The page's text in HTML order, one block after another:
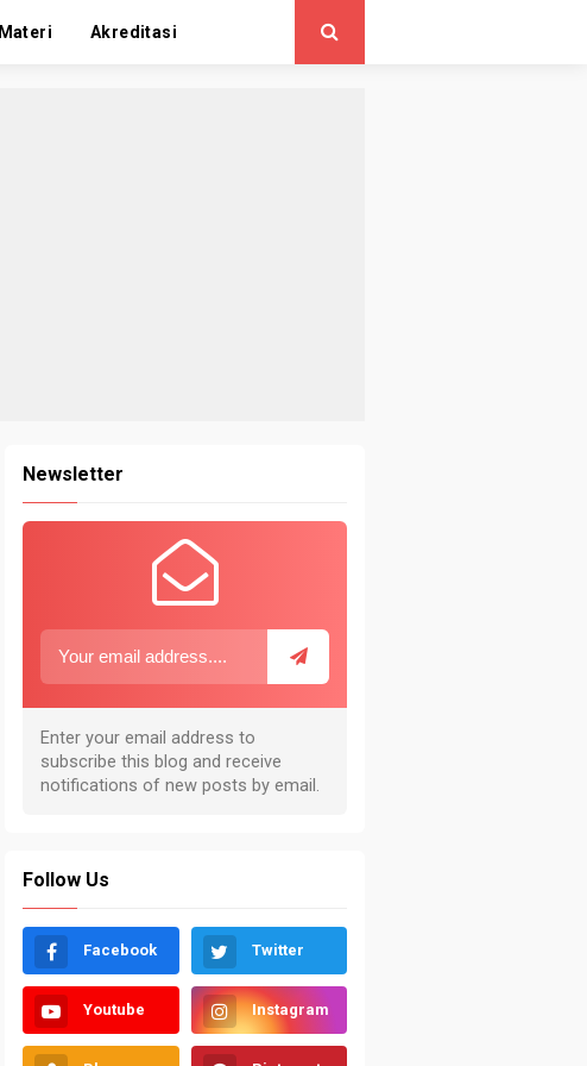
Materi Akreditasi
Newsletter
Follow Us
Facebook Twitter
Youtube Instagram